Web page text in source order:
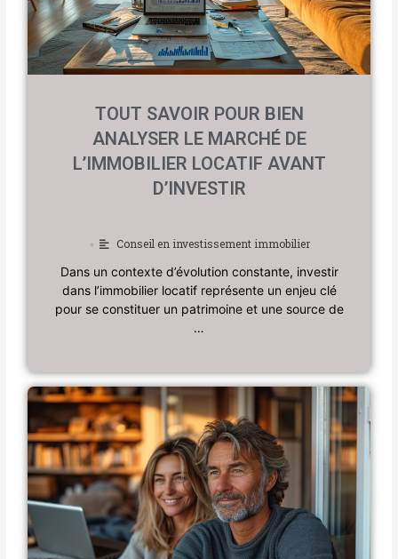
TOUT SAVOIR POUR BIEN
ANALYSER LE MARCHÉ DE
L’IMMOBILIER LOCATIF AVANT
D’INVESTIR
• Conseil en investissement immobilier
Dans un contexte d’évolution constante, investir
dans l’immobilier locatif représente un enjeu clé
pour se constituer un patrimoine et une source de
…